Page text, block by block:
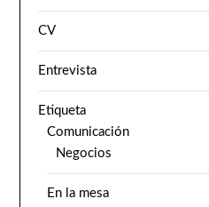
CV
Entrevista
Etiqueta
Comunicación
Negocios
En la mesa